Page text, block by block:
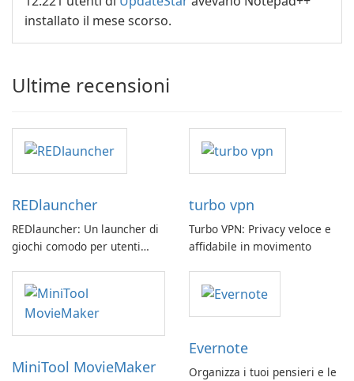
installato il mese scorso.
Ultime recensioni
REDlauncher
REDlauncher: Un launcher di
giochi comodo per utenti
turbo vpn
Turbo VPN: Privacy veloce e
affidabile in movimento
MiniTool MovieMaker
Evernote
Organizza i tuoi pensieri e le